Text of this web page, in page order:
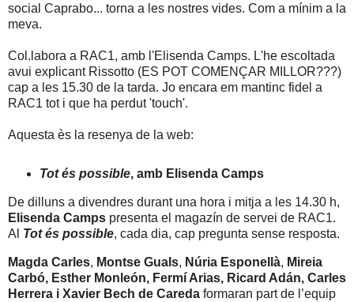
social Caprabo... torna a les nostres vides. Com a mínim a la
meva.
Col.labora a RAC1, amb l'Elisenda Camps. L'he escoltada
avui explicant Rissotto (ES POT COMENÇAR MILLOR???)
cap a les 15.30 de la tarda. Jo encara em mantinc fidel a
RAC1 tot i que ha perdut 'touch'.
Aquesta ès la resenya de la web:
Tot és possible, amb Elisenda Camps
De dilluns a divendres durant una hora i mitja a les 14.30 h,
Elisenda Camps presenta el magazín de servei de RAC1.
Al Tot és possible, cada dia, cap pregunta sense resposta.
Magda Carles, Montse Guals, Núria Esponellà, Mireia
Carbó, Esther Monleón, Fermí Arias, Ricard Adán, Carles
Herrera i Xavier Bech de Careda formaran part de l’equip